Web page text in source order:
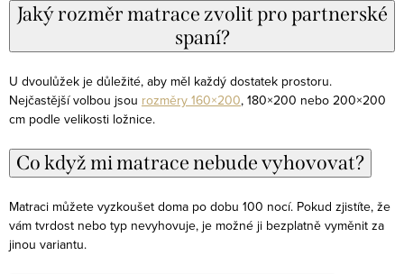
Jaký rozměr matrace zvolit pro partnerské
spaní?
U dvoulůžek je důležité, aby měl každý dostatek prostoru.
Nejčastější volbou jsou rozměry 160×200, 180×200 nebo 200×200
cm podle velikosti ložnice.
Co když mi matrace nebude vyhovovat?
Matraci můžete vyzkoušet doma po dobu 100 nocí. Pokud zjistíte, že
vám tvrdost nebo typ nevyhovuje, je možné ji bezplatně vyměnit za
jinou variantu.